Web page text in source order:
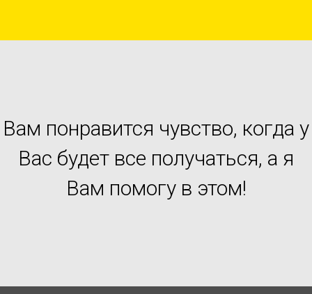
Вам понравится чувство, когда у
Вас будет все получаться, а я
Вам помогу в этом!